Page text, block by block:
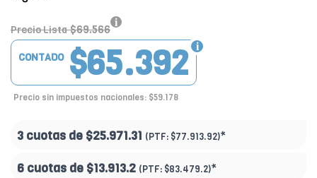
Precio Lista $69.566
$65.392
CONTADO
Precio sin impuestos nacionales: $59.178
3 cuotas de $25.971.31 (PTF: $77.913.92)*
6 cuotas de $13.913.2 (PTF: $83.479.2)*